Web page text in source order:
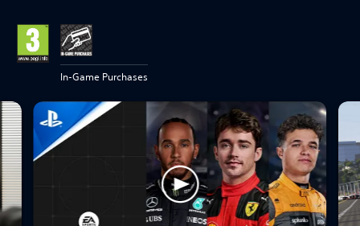
In-Game Purchases